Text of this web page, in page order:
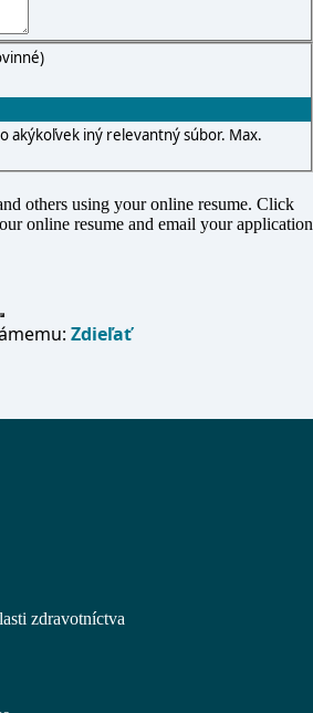
akýkoľvek iný relevantný súbor. Max.
others using your online resume. Click
online resume and email your application
Zdieľať
zdravotníctva